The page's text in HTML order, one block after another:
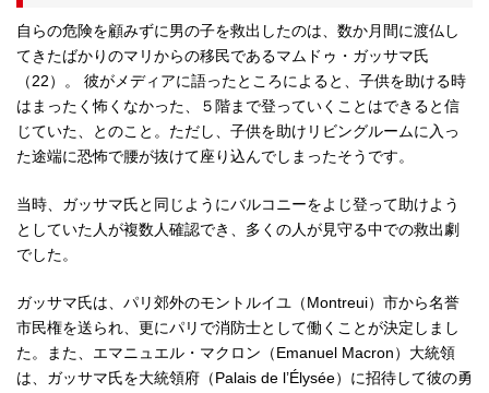
自らの危険を顧みずに男の子を救出したのは、数か月間に渡仏し
てきたばかりのマリからの移民であるマムドゥ・ガッサマ氏
（22）。 彼がメディアに語ったところによると、子供を助ける時
はまったく怖くなかった、５階まで登っていくことはできると信
じていた、とのこと。ただし、子供を助けリビングルームに入っ
た途端に恐怖で腰が抜けて座り込んでしまったそうです。
当時、ガッサマ氏と同じようにバルコニーをよじ登って助けよう
としていた人が複数人確認でき、多くの人が見守る中での救出劇
でした。
ガッサマ氏は、パリ郊外のモントルイユ（Montreui）市から名誉
市民権を送られ、更にパリで消防士として働くことが決定しまし
た。また、エマニュエル・マクロン（Emanuel Macron）大統領
は、ガッサマ氏を大統領府（Palais de l’Élysée）に招待して彼の勇